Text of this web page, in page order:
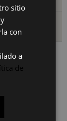
PT
sitio
con
a
de